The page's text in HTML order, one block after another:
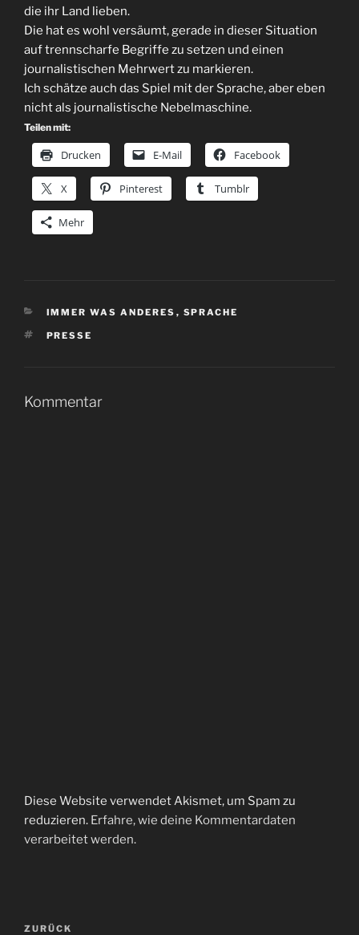
die ihr Land lieben.
Die hat es wohl versäumt, gerade in dieser Situation
auf trennscharfe Begriffe zu setzen und einen
journalistischen Mehrwert zu markieren.
Ich schätze auch das Spiel mit der Sprache, aber eben
nicht als journalistische Nebelmaschine.
Teilen mit:
Drucken E-Mail Facebook
X Pinterest Tumblr
Mehr
KATEGORIEN
IMMER WAS ANDERES , SPRACHE
SCHLAGWÖRTER
PRESSE
Kommentar
Diese Website verwendet Akismet, um Spam zu
reduzieren. Erfahre, wie deine Kommentardaten
verarbeitet werden.
Beitragsnavigation
Vorheriger
ZURÜCK